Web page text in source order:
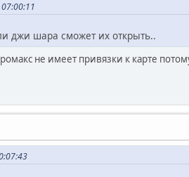
джи шара сможет их открыть..
не имеет привязки к карте